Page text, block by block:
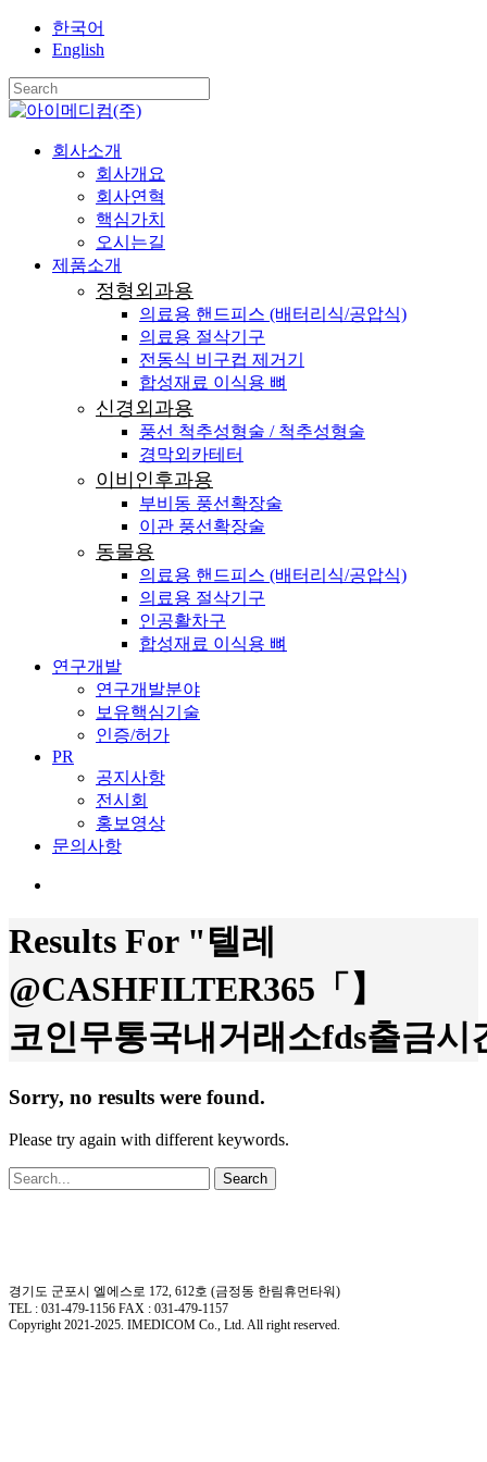
Skip
content
한국어
English
Close
search
Menu
회사소개
회사개요
회사연혁
핵심가치
오시는길
제품소개
정형외과용
의료용 핸드피스 (배터리식/공압식)
의료용 절삭기구
전동식 비구컵 제거기
합성재료 이식용 뼈
신경외과용
풍선 척추성형술 / 척추성형술
경막외카테터
이비인후과용
부비동 풍선확장술
이관 풍선확장술
동물용
의료용 핸드피스 (배터리식/공압식)
의료용 절삭기구
인공활차구
합성재료 이식용 뼈
연구개발
연구개발분야
보유핵심기술
인증/허가
PR
공지사항
전시회
홍보영상
문의사항
Results For "텔레
@CASHFILTER365「】
코인무통국내거래소fds출금시
Sorry, no results were found.
Please try again with different keywords.
Search
경기도 군포시 엘에스로 172, 612호 (금정동 한림휴먼타워)
TEL : 031-479-1156 FAX : 031-479-1157
Copyright 2021-2025. IMEDICOM Co., Ltd. All right reserved.